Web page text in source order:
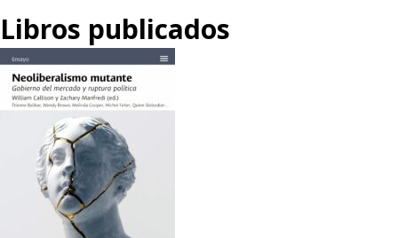
Libros publicados